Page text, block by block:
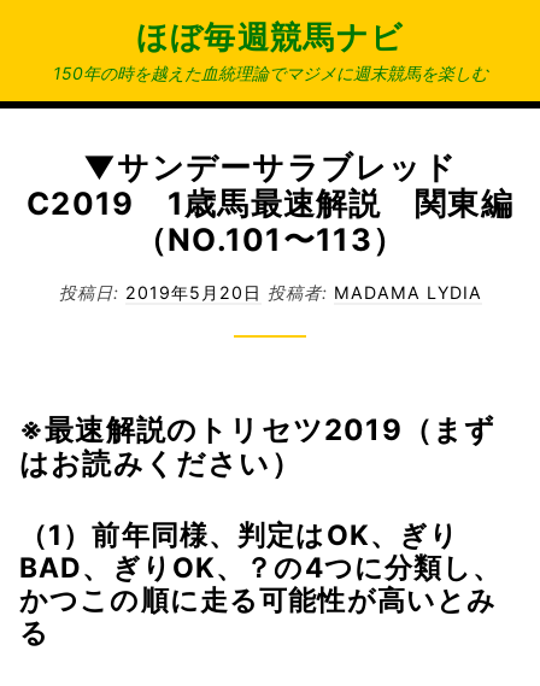
ン
ほぼ毎週競馬ナビ
150年の時を越えた血統理論でマジメに週末競馬を楽しむ
▼サンデーサラブレッド
C2019 1歳馬最速解説 関東編
（NO.101〜113）
投稿日: 2019年5月20日 投稿者: MADAMA LYDIA
※最速解説のトリセツ2019（まず
はお読みください）
（1）前年同様、判定はOK、ぎり
BAD、ぎりOK、？の4つに分類し、
かつこの順に走る可能性が高いとみ
る